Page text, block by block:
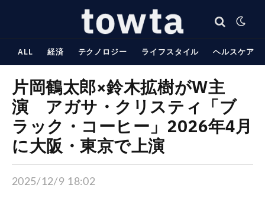
ALL 経済 テクノロジー ライフスタイル ヘルスケア
片岡鶴太郎×鈴木拡樹がW主
演 アガサ・クリスティ「ブ
ラック・コーヒー」2026年4月
に大阪・東京で上演
2025/12/9 18:02